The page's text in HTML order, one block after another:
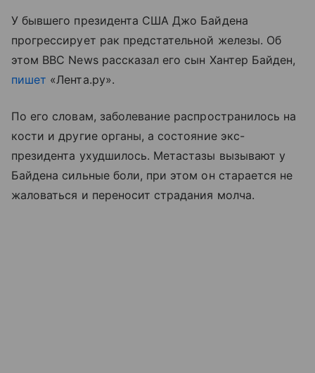
У бывшего президента США Джо Байдена
прогрессирует рак предстательной железы. Об
этом BBC News рассказал его сын Хантер Байден,
пишет «Лента.ру».
По его словам, заболевание распространилось на
кости и другие органы, а состояние экс-
президента ухудшилось. Метастазы вызывают у
Байдена сильные боли, при этом он старается не
жаловаться и переносит страдания молча.